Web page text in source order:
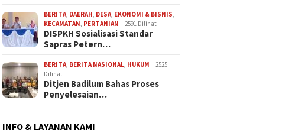
BERITA DAERAH DESA EKONOMI & BISNIS
KECAMATAN PERTANIAN 2591 Dilihat
DISPKH Sosialisasi Standar
Sapras Petern…
BERITA BERITA NASIONAL HUKUM
2525
Dilihat
Ditjen Badilum Bahas Proses
Penyelesaian…
INFO & LAYANAN KAMI